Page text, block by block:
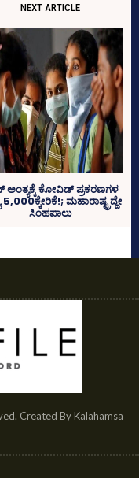
NEXT ARTICLE
ಅಂತ್ಯಕ್ಕೆ ಕೋವಿಡ್‌ ಪ್ರಕರಣಗಳ
ಮಹಾರಾಷ್ಟ್ರದ್ದೇ
ಸಿಂಹಪಾಲು
Created By Kalahamsa